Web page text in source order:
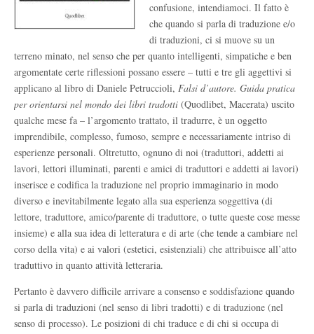
confusione, intendiamoci. Il fatto è
che quando si parla di traduzione e/o
di traduzioni, ci si muove su un
terreno minato, nel senso che per quanto intelligenti, simpatiche e ben
argomentate certe riflessioni possano essere – tutti e tre gli aggettivi si
applicano al libro di Daniele Petruccioli, Falsi d’autore. Guida pratica
per orientarsi nel mondo dei libri tradotti (Quodlibet, Macerata) uscito
qualche mese fa – l’argomento trattato, il tradurre, è un oggetto
imprendibile, complesso, fumoso, sempre e necessariamente intriso di
esperienze personali. Oltretutto, ognuno di noi (traduttori, addetti ai
lavori, lettori illuminati, parenti e amici di traduttori e addetti ai lavori)
inserisce e codifica la traduzione nel proprio immaginario in modo
diverso e inevitabilmente legato alla sua esperienza soggettiva (di
lettore, traduttore, amico/parente di traduttore, o tutte queste cose messe
insieme) e alla sua idea di letteratura e di arte (che tende a cambiare nel
corso della vita) e ai valori (estetici, esistenziali) che attribuisce all’atto
traduttivo in quanto attività letteraria.
Pertanto è davvero difficile arrivare a consenso e soddisfazione quando
si parla di traduzioni (nel senso di libri tradotti) e di traduzione (nel
senso di processo). Le posizioni di chi traduce e di chi si occupa di